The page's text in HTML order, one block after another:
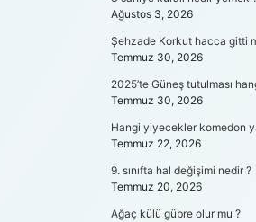
Ağustos 3, 2026
Şehzade Korkut hacca gitti
Temmuz 30, 2026
2025’te Güneş tutulması
Temmuz 30, 2026
Hangi yiyecekler komedon
Temmuz 22, 2026
9. sınıfta hal değişimi nedir ?
Temmuz 20, 2026
Ağaç külü gübre olur mu ?